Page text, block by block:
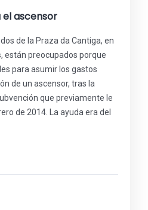
el ascensor
de la Praza da Cantiga, en
están preocupados porque
para asumir los gastos
de un ascensor, tras la
que previamente le
de 2014. La ayuda era del